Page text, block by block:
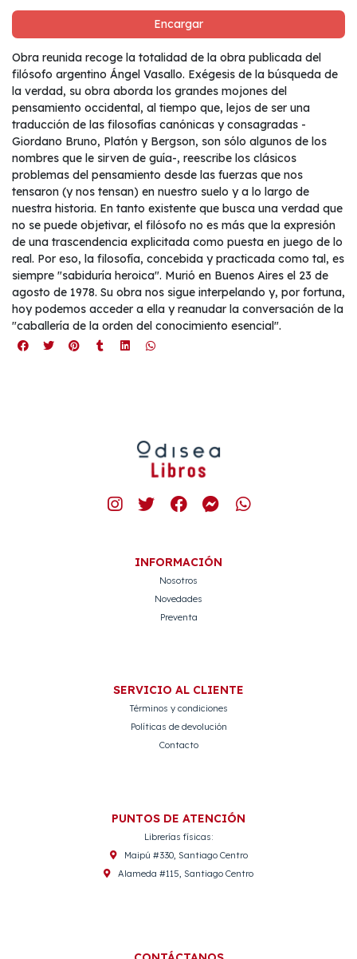
Encargar
Obra reunida recoge la totalidad de la obra publicada del
filósofo argentino Ángel Vasallo. Exégesis de la búsqueda de
la verdad, su obra aborda los grandes mojones del
pensamiento occidental, al tiempo que, lejos de ser una
traducción de las filosofías canónicas y consagradas -
Giordano Bruno, Platón y Bergson, son sólo algunos de los
nombres que le sirven de guía-, reescribe los clásicos
problemas del pensamiento desde las fuerzas que nos
tensaron (y nos tensan) en nuestro suelo y a lo largo de
nuestra historia. En tanto existente que busca una verdad que
no se puede objetivar, el filósofo no es más que la expresión
de una trascendencia explicitada como puesta en juego de lo
real. Por eso, la filosofía, concebida y practicada como tal, es
siempre "sabiduría heroica". Murió en Buenos Aires el 23 de
agosto de 1978. Su obra nos sigue interpelando y, por fortuna,
hoy podemos acceder a ella y reanudar la conversación de la
"caballería de la orden del conocimiento esencial".
INFORMACIÓN
Nosotros
Novedades
Preventa
SERVICIO AL CLIENTE
Términos y condiciones
Políticas de devolución
Contacto
PUNTOS DE ATENCIÓN
Librerías físicas:
Maipú #330, Santiago Centro
Alameda #115, Santiago Centro